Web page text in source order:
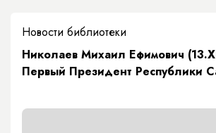
Новости библиотеки
Николаев Михаил Ефимович
Первый Президент Республики